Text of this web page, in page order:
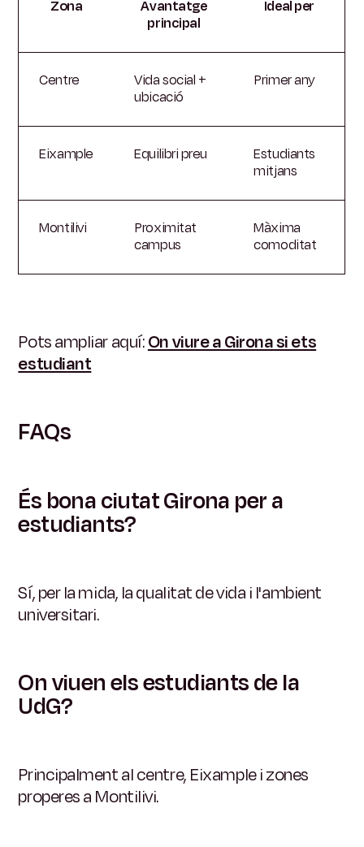
Zona
Avantatge
principal
Ideal per
Centre
Vida social +
ubicació
Primer any
Eixample Equilibri preu
Estudiants
mitjans
Montilivi
Proximitat
campus
Màxima
comoditat
Pots ampliar aquí:On viure a Girona si ets
estudiant
FAQs
És bona ciutat Girona per a
estudiants?
Sí, per la mida, la qualitat de vida i l'ambient
universitari.
On viuen els estudiants de la
UdG?
Principalment al centre, Eixample i zones
properes a Montilivi.